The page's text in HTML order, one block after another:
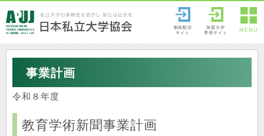
動画配信
サイト
加盟大学
専用サイト
MENU
事業計画
令和８年度
教育学術新聞事業計画